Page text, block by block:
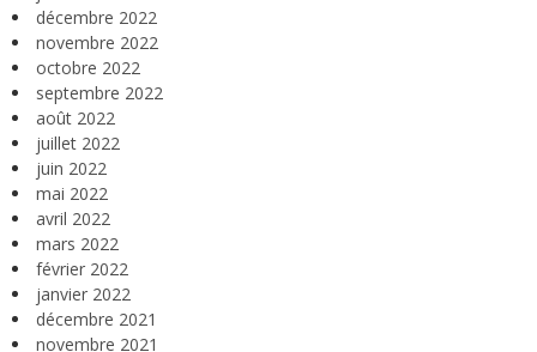
décembre 2022
novembre 2022
octobre 2022
septembre 2022
août 2022
juillet 2022
juin 2022
mai 2022
avril 2022
mars 2022
février 2022
janvier 2022
décembre 2021
novembre 2021